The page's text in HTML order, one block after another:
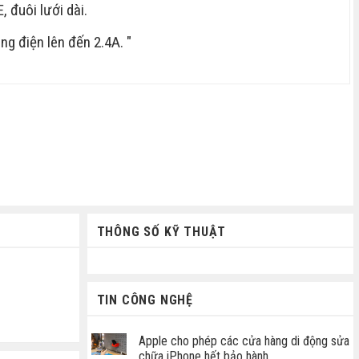
đuôi lưới dài.
điện lên đến 2.4A. "
THÔNG SỐ KỸ THUẬT
TIN CÔNG NGHỆ
Apple cho phép các cửa hàng di động sửa